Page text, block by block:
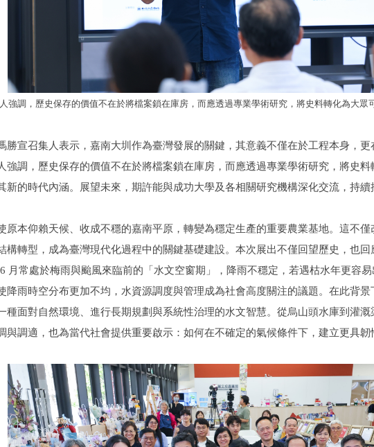
強調，歷史保存的價值不在於將檔案鎖在庫房，而應透過專業學術研究，將史料轉化為大眾
勝宣召集人表示，嘉南大圳作為臺灣發展的關鍵，其意義不僅在於工程本身，
強調，歷史保存的價值不在於將檔案鎖在庫房，而應透過專業學術研究，將史
新的時代內涵。展望未來，期許能與成功大學及各相關研究機構深化交流，持續
原本仰賴天候、收成不穩的嘉南平原，轉變為穩定生產的重要農業基地。這不
構轉型，成為臺灣現代化過程中的關鍵基礎建設。本次展出不僅回望歷史，也
月常處於梅雨與颱風來臨前的「水文空窗期」，降雨不穩定，若遇枯水年更容
降雨時空分布更加不均，水資源調度與管理成為社會高度關注的議題。在此背
種面對自然環境、進行長期規劃與系統性治理的水文智慧。從烏山頭水庫到灌
與調適，也為當代社會提供重要啟示：如何在不確定的氣候條件下，建立更具韌